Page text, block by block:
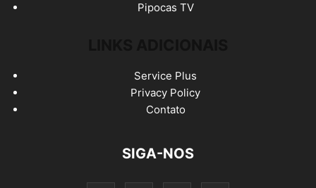
Pipocas TV
Service Plus
Privacy Policy
Contato
SIGA-NOS